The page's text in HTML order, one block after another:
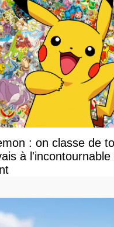
: on classe de
à